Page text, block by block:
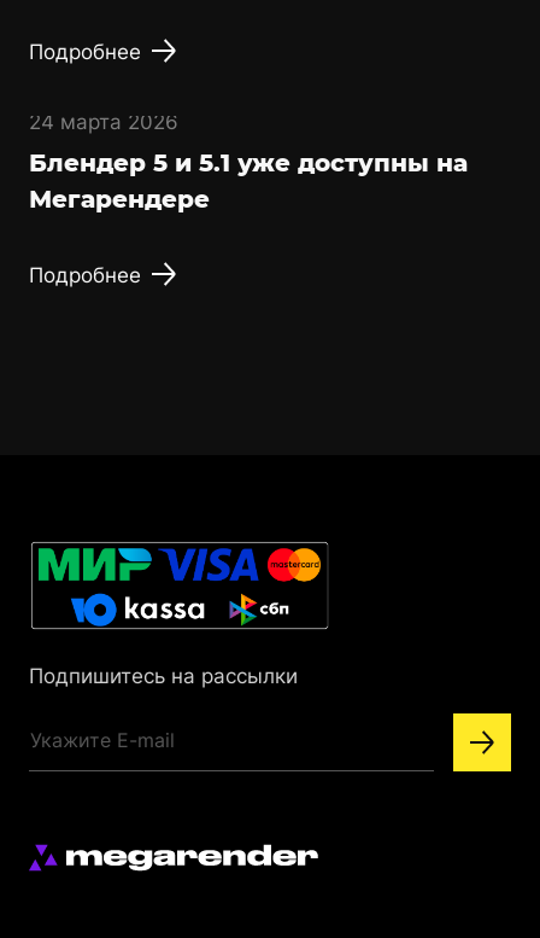
Подробнее
24 марта 2026
Блендер 5 и 5.1 уже доступны на
Мегарендере
Подробнее
Подпишитесь на рассылки